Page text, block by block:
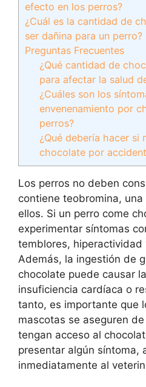
efecto en los perros?
¿Cuál es la cantidad de
ser dañina para un perro?
Preguntas Frecuentes
¿Qué cantidad de
para afectar la salud
¿Cuáles son los
envenenamiento por
perros?
¿Qué debería hacer si
chocolate por
Los perros no deben
contiene teobromina,
ellos. Si un perro come
experimentar síntomas
temblores, hiperactividad
Además, la ingestión de
chocolate puede causar
insuficiencia cardíaca o
tanto, es importante que
mascotas se aseguren
tengan acceso al
presentar algún síntoma,
inmediatamente al